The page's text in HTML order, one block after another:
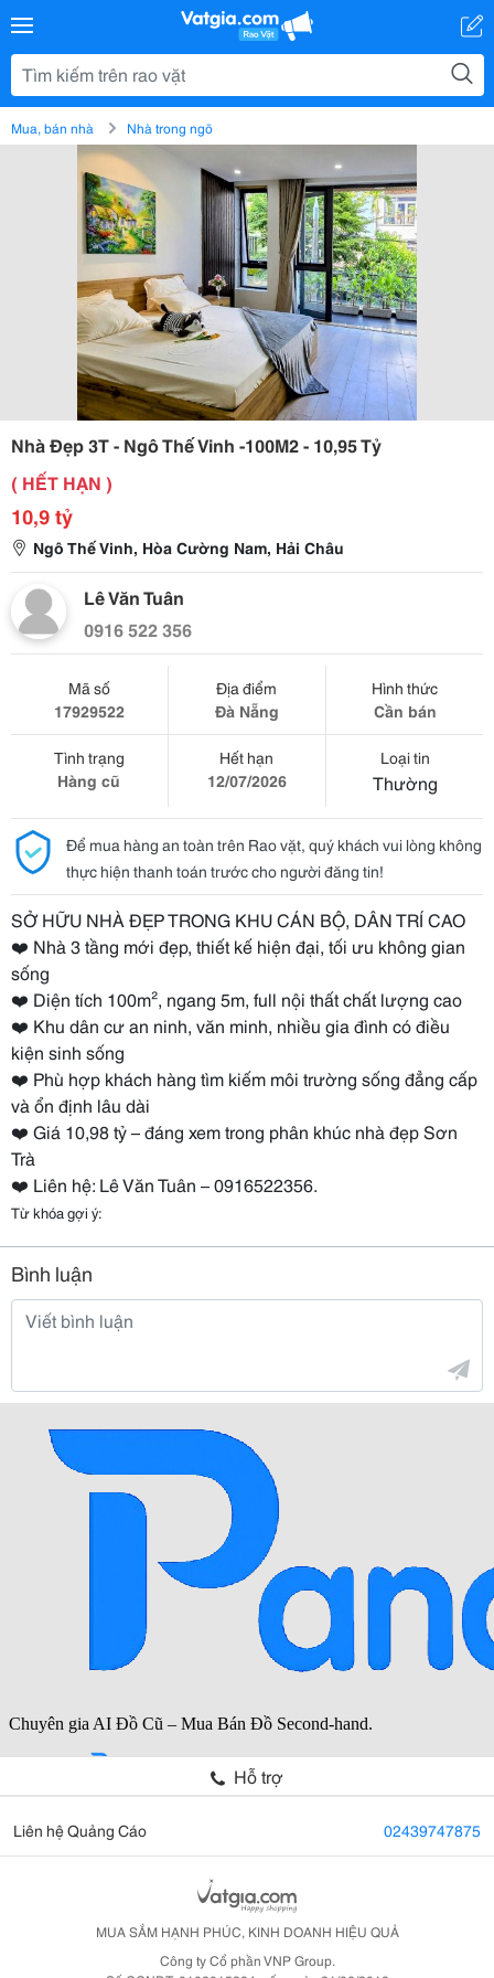
Mua, bán nhà Nhà trong ngõ
Nhà Đẹp 3T - Ngô Thế Vinh -100M2 - 10,95 Tỷ
( HẾT HẠN )
10,9 tỷ
Ngô Thế Vinh, Hòa Cường Nam, Hải Châu
Lê Văn Tuân
0916 522 356
Mã số
17929522
Địa điểm
Đà Nẵng
Hình thức
Cần bán
Tình trạng
Hàng cũ
Hết hạn
12/07/2026
Loại tin
Thường
Để mua hàng an toàn trên Rao vặt, quý khách vui lòng không
thực hiện thanh toán trước cho người đăng tin!
SỞ HỮU NHÀ ĐẸP TRONG KHU CÁN BỘ, DÂN TRÍ CAO
❤️ Nhà 3 tầng mới đẹp, thiết kế hiện đại, tối ưu không gian
sống
❤️ Diện tích 100m², ngang 5m, full nội thất chất lượng cao
❤️ Khu dân cư an ninh, văn minh, nhiều gia đình có điều
kiện sinh sống
❤️ Phù hợp khách hàng tìm kiếm môi trường sống đẳng cấp
và ổn định lâu dài
❤️ Giá 10,98 tỷ – đáng xem trong phân khúc nhà đẹp Sơn
Trà
❤️ Liên hệ: Lê Văn Tuân – 0916522356.
Từ khóa gợi ý:
Bình luận
Hỗ trợ
Liên hệ Quảng Cáo 02439747875
MUA SẮM HẠNH PHÚC, KINH DOANH HIỆU QUẢ
Công ty Cổ phần VNP Group.